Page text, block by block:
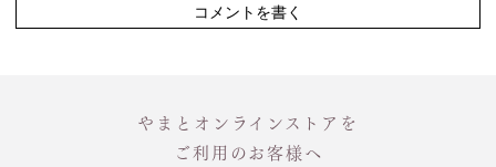
コメントを書く
やまとオンラインストアを
ご利用のお客様へ